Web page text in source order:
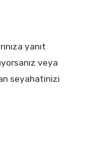
yanıt
veya
seyahatinizi